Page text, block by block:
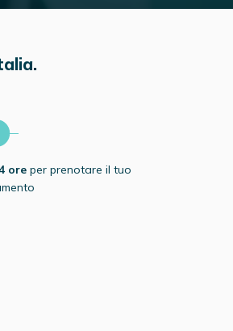
ore per prenotare il tuo